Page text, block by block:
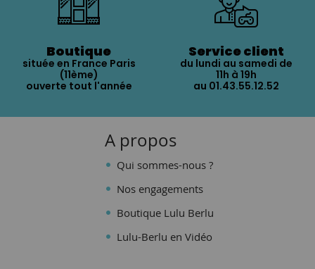
Boutique
située en France Paris
(11ème)
ouverte tout l'année
Service client
du lundi au samedi de
11h à 19h
au 01.43.55.12.52
A propos
Qui sommes-nous ?
Nos engagements
Boutique Lulu Berlu
Lulu-Berlu en Vidéo